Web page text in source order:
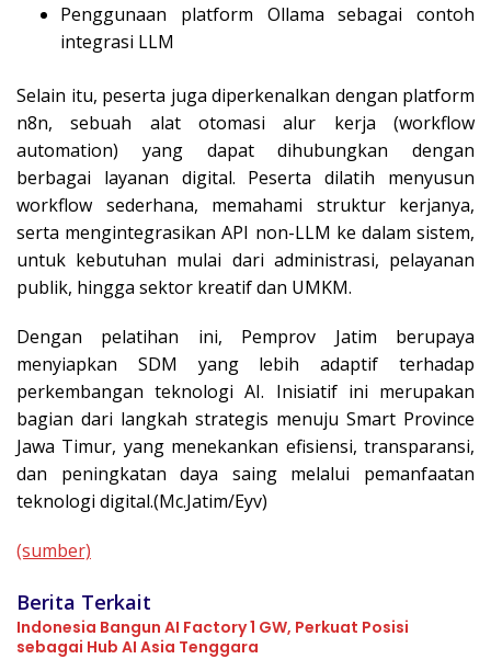
Penggunaan platform Ollama sebagai contoh
integrasi LLM
Selain itu, peserta juga diperkenalkan dengan platform
n8n, sebuah alat otomasi alur kerja (workflow
automation) yang dapat dihubungkan dengan
berbagai layanan digital. Peserta dilatih menyusun
workflow sederhana, memahami struktur kerjanya,
serta mengintegrasikan API non-LLM ke dalam sistem,
untuk kebutuhan mulai dari administrasi, pelayanan
publik, hingga sektor kreatif dan UMKM.
Dengan pelatihan ini, Pemprov Jatim berupaya
menyiapkan SDM yang lebih adaptif terhadap
perkembangan teknologi AI. Inisiatif ini merupakan
bagian dari langkah strategis menuju Smart Province
Jawa Timur, yang menekankan efisiensi, transparansi,
dan peningkatan daya saing melalui pemanfaatan
teknologi digital.(Mc.Jatim/Eyv)
(sumber)
Berita Terkait
Indonesia Bangun AI Factory 1 GW, Perkuat Posisi
sebagai Hub AI Asia Tenggara